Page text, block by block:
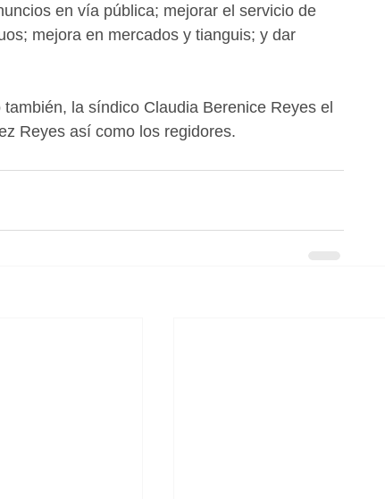
en vía pública; mejorar el servicio de
mejora en mercados y tianguis; y dar
la síndico Claudia Berenice Reyes el
Reyes así como los regidores.